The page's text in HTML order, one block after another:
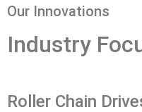
Our Innovations
Industry
Roller Chain